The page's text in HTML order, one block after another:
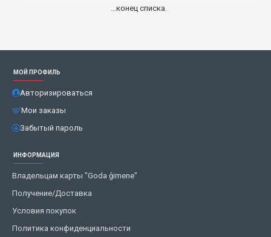
...конец списка.
МОЙ ПРОФИЛЬ
Авторизироваться
Мои заказы
Забытый пароль
ИНФОРМАЦИЯ
Владельцам карты "Goda ģimene"
Получение/Доставка
Условия покупок
Политика конфиденциальности